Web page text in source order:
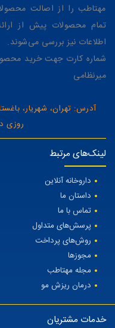
مهتاطب را از اصالت
تمام محصولات پیش از
اطلاعات نیز بررسی می‌شوند.
میرنظامی
آدرس: تهران، شهریار،
روزی
لینک‌های مرتبط
داروخانه آنلاین
داستان ما
تماس با ما
پرسش‌های متداول
روش‌های پرداخت
مجوزها
مجله مهتاطب
درمان ریزش مو
خدمات مشتریان